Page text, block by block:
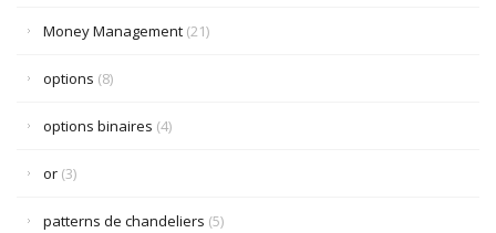
Money Management (21)
options (8)
options binaires (4)
or (3)
patterns de chandeliers (5)